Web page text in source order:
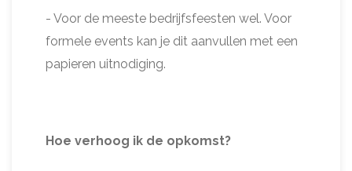
- Voor de meeste bedrijfsfeesten wel. Voor
formele events kan je dit aanvullen met een
papieren uitnodiging.
Hoe verhoog ik de opkomst?